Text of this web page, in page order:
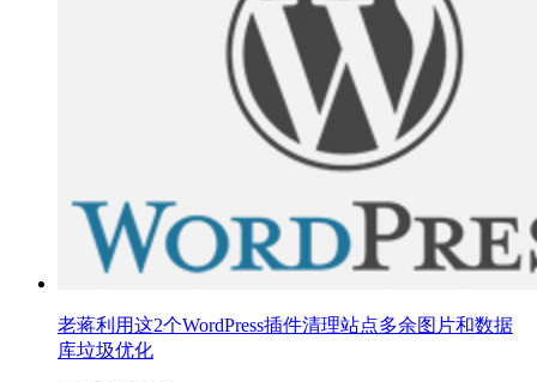
老蒋利用这2个WordPress插件清理站点多余图片和数据
库垃圾优化